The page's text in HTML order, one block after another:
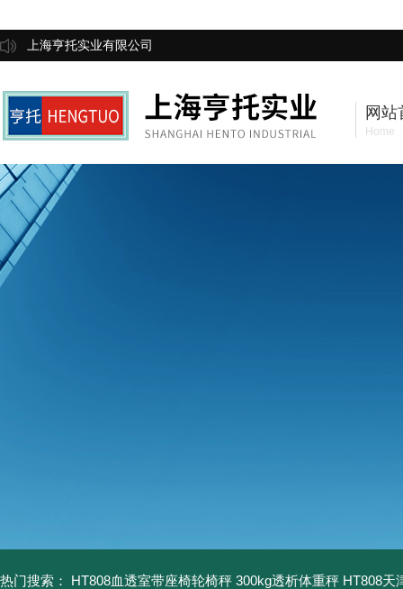
上海亨托实业有限公司
网站
Home
热门搜索： HT808血透室带座椅轮椅秤 300kg透析体重秤 HT808天